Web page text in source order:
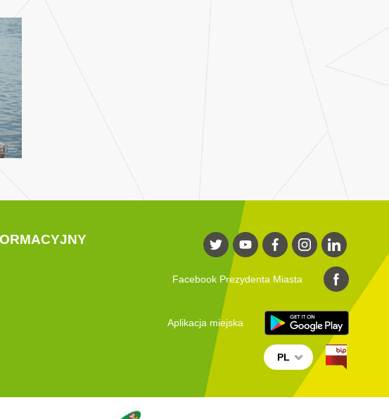
Facebook Prezydenta Miasta
Aplikacja miejska
PL